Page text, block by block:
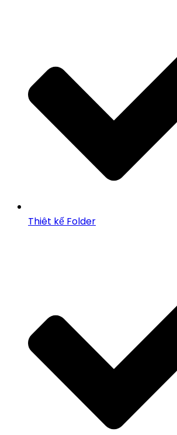
Thiêt kế Folder